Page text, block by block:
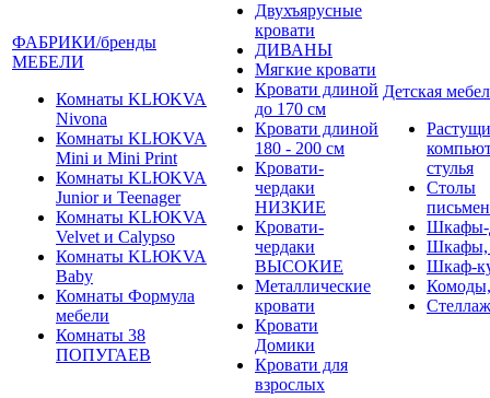
ФАБРИКИ/бренды
МЕБЕЛИ
Комнаты KLЮKVA
Nivona
Комнаты KLЮKVA
Mini и Mini Print
Комнаты KLЮKVA
Junior и Teenager
Комнаты KLЮKVA
Velvet и Calypso
Комнаты KLЮKVA
Baby
Комнаты Формула
мебели
Комнаты 38
ПОПУГАЕВ
Двухъярусные
кровати
ДИВАНЫ
Мягкие кровати
Кровати длиной
до 170 см
Кровати длиной
180 - 200 см
Кровати-
чердаки
НИЗКИЕ
Кровати-
чердаки
ВЫСОКИЕ
Металлические
кровати
Кровати
Домики
Кровати для
взрослых
Детская
стулья
Столы
Шкафы-
Шкафы,
Шкаф-